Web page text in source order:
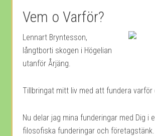
Vem o Varför?
Lennart Bryntesson,
långtborti skogen i Högelian
utanför Årjäng.
Tillbringat mitt liv med att fundera varför
Nu delar jag mina funderingar med Dig i
filosofiska funderingar och företagstänk.